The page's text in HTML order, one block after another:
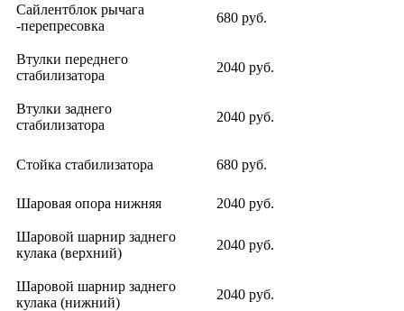
Сайлентблок рычага
-перепресовка
680 руб.
Втулки переднего
стабилизатора
2040 руб.
Втулки заднего
стабилизатора
2040 руб.
Стойка стабилизатора 680 руб.
Шаровая опора нижняя 2040 руб.
Шаровой шарнир заднего
кулака (верхний)
2040 руб.
Шаровой шарнир заднего
кулака (нижний)
2040 руб.